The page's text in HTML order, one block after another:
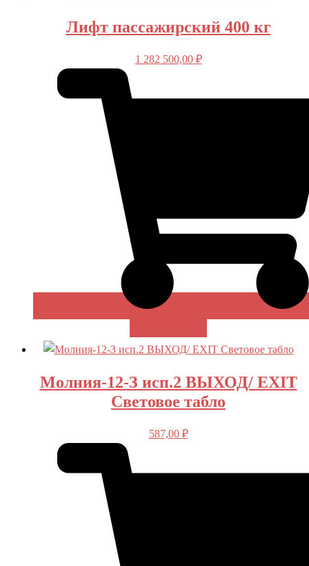
Лифт пассажирский 400 кг
1 282 500,00 ₽
Молния-12-З исп.2 ВЫХОД/ EXIT
Световое табло
587,00 ₽